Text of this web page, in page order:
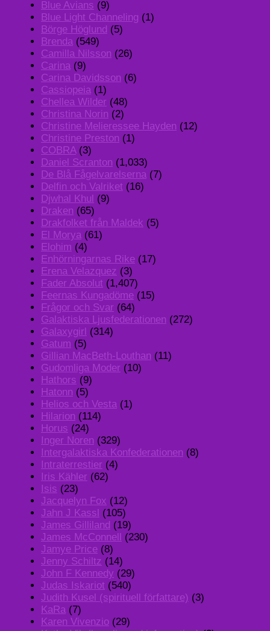
Blue Avians (9)
Blue Light Channeling (1)
Börge Höglund (5)
Brenda (549)
Camilla Nilsson (26)
Carina (9)
Carina Davidsson (6)
Cassiopeia (1)
Chellea Wilder (48)
Christina Norin (2)
Christine Melieressee Hayden (12)
Christine Preston (1)
COBRA(3)
Daniel Scranton (1,033)
De Blå Fågelvarelserna (7)
Delfin och Valriket (16)
Djwhal Khul (9)
Draken (65)
Drakfolket från Maldek (5)
El Morya (61)
Elohim (4)
Enhörningarnas Rike (17)
Erena Velazquez (3)
Fader Absolut (1,407)
Feernas Kungadöme (15)
Frågor och Svar (64)
Galaktiska Ljusfederationen (272)
Galaxygirl (314)
Gatum (5)
Gillian MacBeth-Louthan (11)
Gudomliga Moder (10)
Hathors (9)
Hatonn (5)
Helios och Vesta (1)
Hilarion (114)
Horus (24)
Inger Noren (329)
Intergalaktiska Konfederationen (8)
Intraterrestier (4)
Iris Kähler (62)
Isis (23)
Jacquelyn Fox (12)
Jahn J Kassl (105)
James Gilliland (19)
James McConnell (230)
Jamye Price (8)
Jenny Schiltz (14)
John F Kennedy (29)
Judas Iskariot (540)
Judith Kusel (spirituell författare) (3)
KaRa (7)
Karen Vivenzio (29)